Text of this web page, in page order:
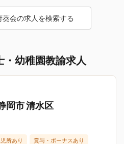
会の求人を検索する
・幼稚園教諭求人
岡市 清水区
所あり 賞与・ボーナスあり